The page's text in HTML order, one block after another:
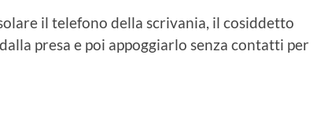
il telefono della scrivania, il cosiddetto
dalla presa e poi appoggiarlo senza contatti per